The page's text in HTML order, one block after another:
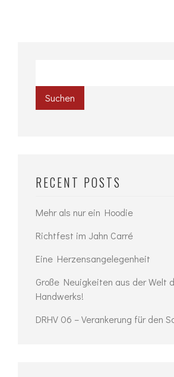
Suchen
RECENT POSTS
Mehr als nur ein Hoodie
Richtfest im Jahn Carré
Eine Herzensangelegenheit
Große Neuigkeiten aus der Welt
Handwerks!
DRHV 06 – Verankerung für den